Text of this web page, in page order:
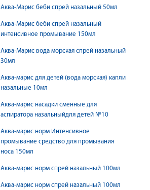
Аква-Марис беби спрей назальный 50мл
Аква-Марис беби спрей назальный
интенсивное промывание 150мл
Аква-Марис вода морская спрей назальный
30мл
Аква-марис для детей (вода морская) капли
назальные 10мл
Аква-марис насадки сменные для
аспиратора назальныйдля детей №10
Аква-марис норм Интенсивное
промывание средство для промывания
носа 150мл
Аква-марис норм спрей назальный 100мл
Аква-марис норм спрей назальный 100мл